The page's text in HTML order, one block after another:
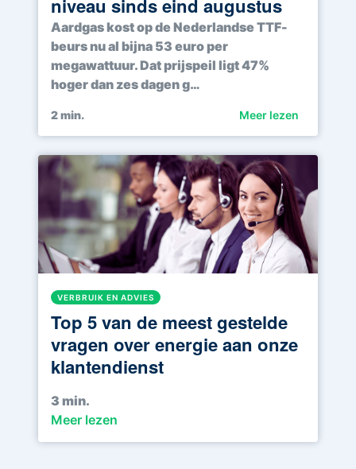
niveau sinds eind augustus
Aardgas kost op de Nederlandse TTF-
beurs nu al bijna 53 euro per
megawattuur. Dat prijspeil ligt 47%
hoger dan zes dagen g…
2min. Meer lezen
VERBRUIK EN ADVIES
Top 5 van de meest gestelde
vragen over energie aan onze
klantendienst
3 min.
Meer lezen